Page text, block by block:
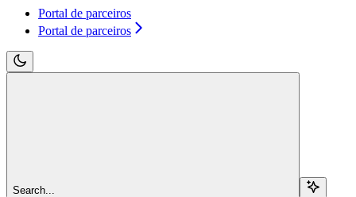
Portal de parceiros
Portal de parceiros
Search...